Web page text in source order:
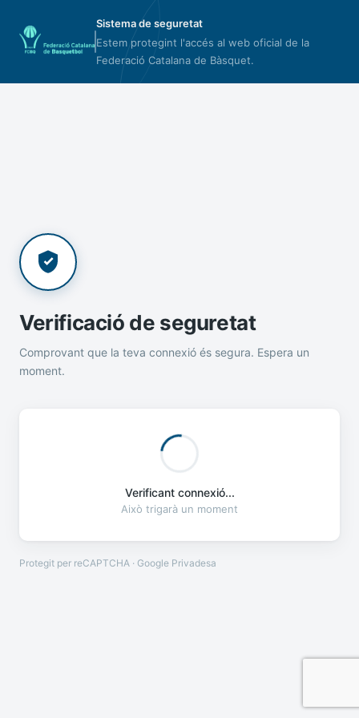
Sistema de seguretat
Estem protegint l'accés al web oficial de la
Federació Catalana de Bàsquet.
Verificació de seguretat
Comprovant que la teva connexió és segura. Espera un
moment.
Verificant connexió...
Això trigarà un moment
Protegit per reCAPTCHA · Google Privadesa